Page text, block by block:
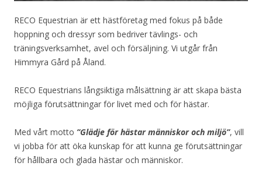
RECO Equestrian är ett hästföretag med fokus på både
hoppning och dressyr som bedriver tävlings- och
träningsverksamhet, avel och försäljning. Vi utgår från
Himmyra Gård på Åland.
RECO Equestrians långsiktiga målsättning är att skapa bästa
möjliga förutsättningar för livet med och för hästar.
Med vårt motto ”Glädje för hästar människor och miljö”, vill
vi jobba för att öka kunskap för att kunna ge förutsättningar
för hållbara och glada hästar och människor.